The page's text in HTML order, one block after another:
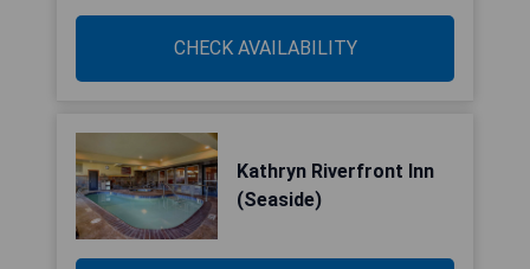
CHECK AVAILABILITY
Kathryn Riverfront Inn
(Seaside)